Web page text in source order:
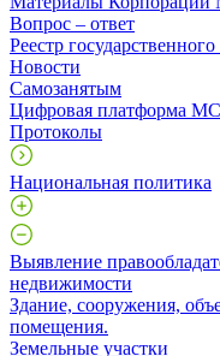
Вопрос – ответ
Реестр
Новости
Самозанятым
Цифровая платформа
Протоколы
Национальная политика
Выявление
недвижимости
​Здание, сооружения,
помещения.
Земельные участки